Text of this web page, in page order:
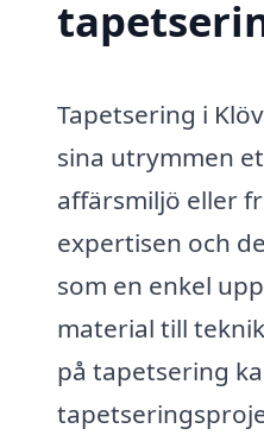
Tapetsering i
sina utrymmen
affärsmiljö eller
expertisen och
som en enkel
material till
på tapetsering